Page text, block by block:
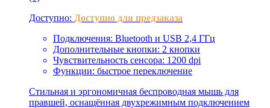
Доступно: Доступно для предзаказа
Подключения: Bluetooth и USB 2,4 ГГц
Дополнительные кнопки: 2 кнопки
Чувствительность сенсора: 1200 dpi
Функции: быстрое переключение
Стильная и эргономичная беспроводная мышь для
правшей, оснащённая двухрежимным подключением